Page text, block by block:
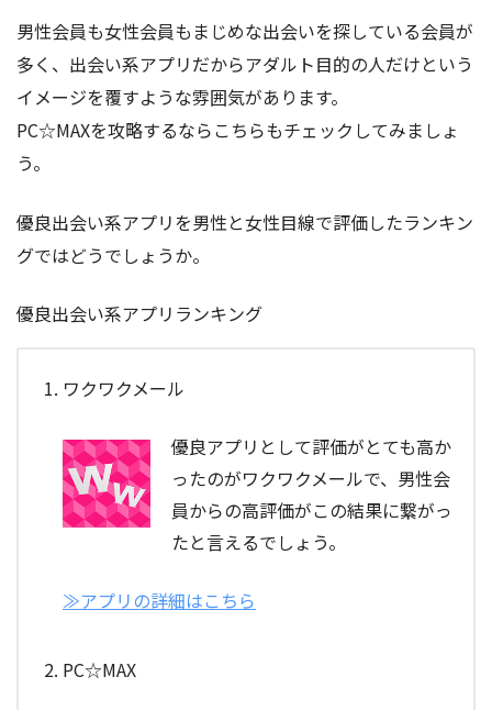
男性会員も女性会員もまじめな出会いを探している会員が
多く、出会い系アプリだからアダルト目的の人だけという
イメージを覆すような雰囲気があります。
PC☆MAXを攻略するならこちらもチェックしてみましょ
う。
優良出会い系アプリを男性と女性目線で評価したランキン
グではどうでしょうか。
優良出会い系アプリランキング
ワクワクメール
優良アプリとして評価がとても高か
ったのがワクワクメールで、男性会
員からの高評価がこの結果に繋がっ
たと言えるでしょう。
≫アプリの詳細はこちら
PC☆MAX